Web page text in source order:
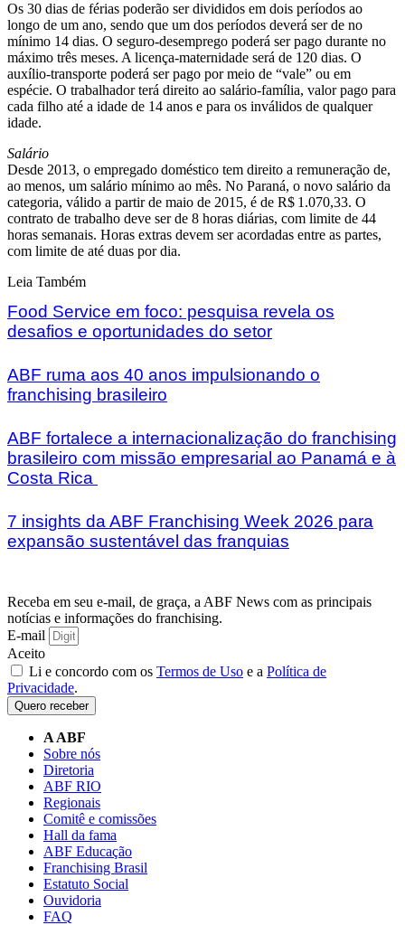
Os 30 dias de férias poderão ser divididos em dois períodos ao
longo de um ano, sendo que um dos períodos deverá ser de no
mínimo 14 dias. O seguro-desemprego poderá ser pago durante no
máximo três meses. A licença-maternidade será de 120 dias. O
auxílio-transporte poderá ser pago por meio de “vale” ou em
espécie. O trabalhador terá direito ao salário-família, valor pago para
cada filho até a idade de 14 anos e para os inválidos de qualquer
idade.
Salário
Desde 2013, o empregado doméstico tem direito a remuneração de,
ao menos, um salário mínimo ao mês. No Paraná, o novo salário da
categoria, válido a partir de maio de 2015, é de R$ 1.070,33. O
contrato de trabalho deve ser de 8 horas diárias, com limite de 44
horas semanais. Horas extras devem ser acordadas entre as partes,
com limite de até duas por dia.
Leia Também
Food Service em foco: pesquisa revela os
desafios e oportunidades do setor
ABF ruma aos 40 anos impulsionando o
franchising brasileiro
ABF fortalece a internacionalização do franchising
brasileiro com missão empresarial ao Panamá e à
Costa Rica
7 insights da ABF Franchising Week 2026 para
expansão sustentável das franquias
Receba em seu e-mail, de graça, a ABF News com as principais
notícias e informações do franchising.
E-mail
Aceito
Li e concordo com os Termos de Uso e a Política de
Privacidade.
Quero receber
A ABF
Sobre nós
Diretoria
ABF RIO
Regionais
Comitê e comissões
Hall da fama
ABF Educação
Franchising Brasil
Estatuto Social
Ouvidoria
FAQ